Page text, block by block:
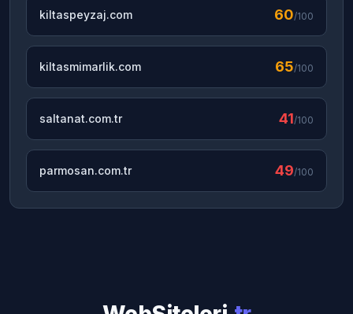
kiltaspeyzaj.com 60/100
kiltasmimarlik.com 65/100
saltanat.com.tr 41/100
parmosan.com.tr 49/100